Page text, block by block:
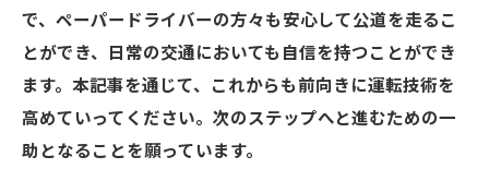
で、ペーパードライバーの方々も安心して公道を走るこ
とができ、日常の交通においても自信を持つことができ
ます。本記事を通じて、これからも前向きに運転技術を
高めていってください。次のステップへと進むための一
助となることを願っています。